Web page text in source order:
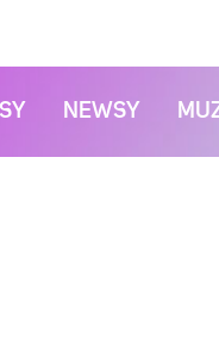
NEWSY